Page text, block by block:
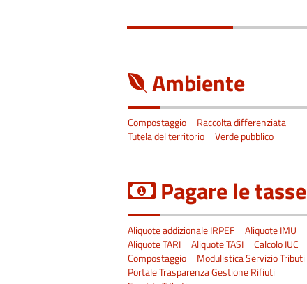
Ambiente
Compostaggio
Raccolta differenziata
Tutela del territorio
Verde pubblico
Pagare le tasse
Aliquote addizionale IRPEF
Aliquote IMU
Aliquote TARI
Aliquote TASI
Calcolo IUC
Compostaggio
Modulistica Servizio Tributi
Portale Trasparenza Gestione Rifiuti